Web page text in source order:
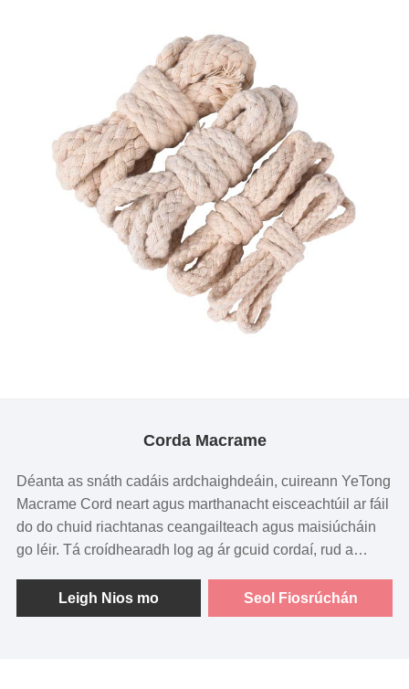
Corda Macrame
Déanta as snáth cadáis ardchaighdeáin, cuireann YeTong
Macrame Cord neart agus marthanacht eisceachtúil ar fáil
do do chuid riachtanas ceangailteach agus maisiúcháin
go léir. Tá croídhearadh log ag ár gcuid cordaí, rud a
agus do theicnící fíodóireachta. Ar fáil i dath bán
clasaiceach, tá ár cordaí ildánach agus oiriúnach do raon
Leigh Nios mo Seol Fiosrúchán